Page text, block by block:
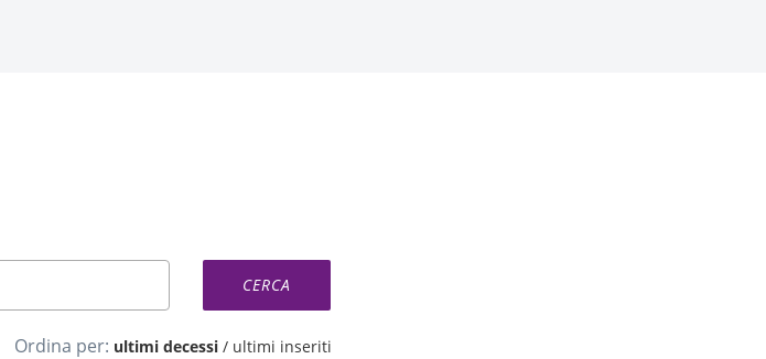
Ordina per: ultimi decessi/ ultimi inseriti